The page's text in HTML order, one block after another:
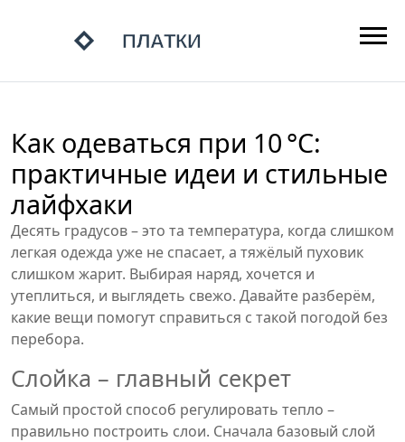
Как одеваться при 10 °C:
практичные идеи и стильные
лайфхаки
Десять градусов – это та температура, когда слишком
легкая одежда уже не спасает, а тяжёлый пуховик
слишком жарит. Выбирая наряд, хочется и
утеплиться, и выглядеть свежо. Давайте разберём,
какие вещи помогут справиться с такой погодой без
перебора.
Слойка – главный секрет
Самый простой способ регулировать тепло –
правильно построить слои. Сначала базовый слой